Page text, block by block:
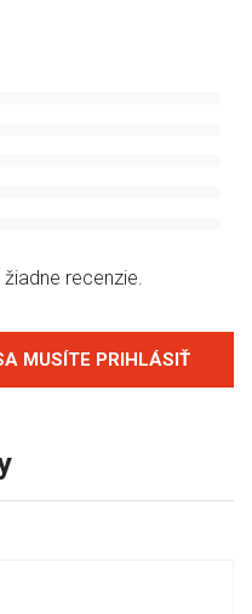
recenzie.
MUSÍTE PRIHLÁSIŤ